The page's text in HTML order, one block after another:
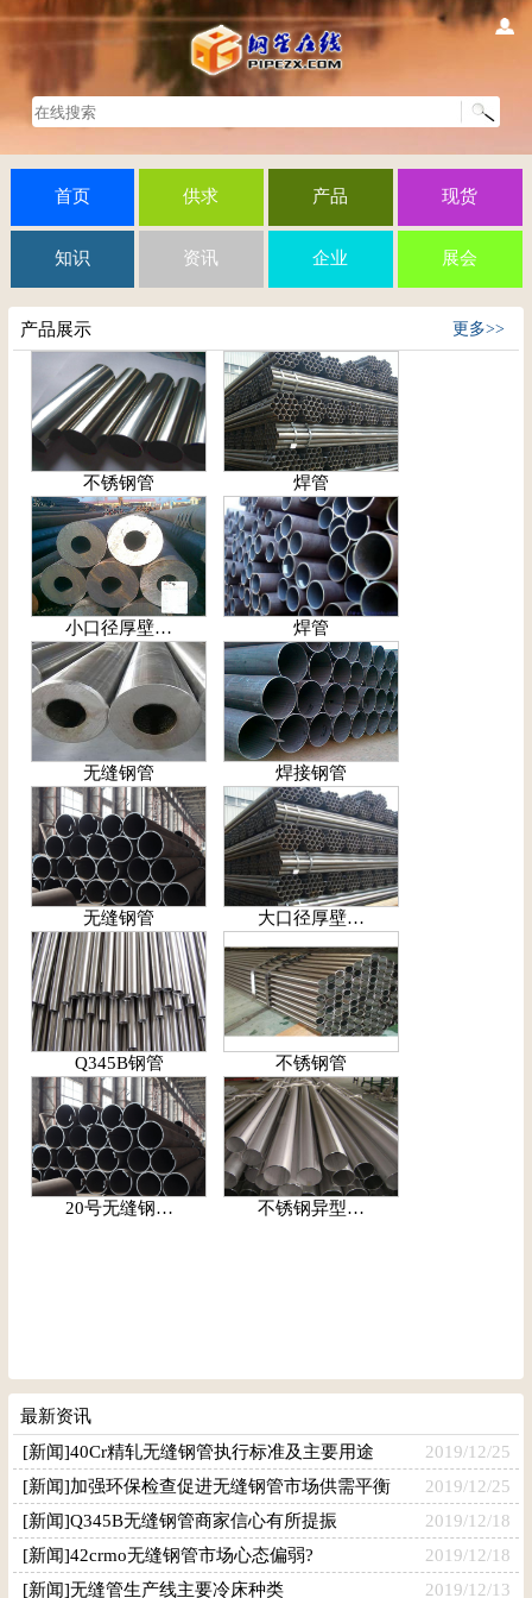
首页 供求 产品 现货
知识 资讯 企业 展会
产品展示 更多>>
不锈钢管 焊管
小口径厚壁… 焊管
无缝钢管 焊接钢管
无缝钢管 大口径厚壁…
Q345B钢管 不锈钢管
20号无缝钢… 不锈钢异型…
最新资讯
[新闻]40Cr精轧无缝钢管执行标准及主要用途
2019/12/25
[新闻]加强环保检查促进无缝钢管市场供需平衡
2019/12/25
[新闻]Q345B无缝钢管商家信心有所提振
2019/12/18
[新闻]42crmo无缝钢管市场心态偏弱?
2019/12/18
[新闻]无缝管生产线主要冷床种类
2019/12/13